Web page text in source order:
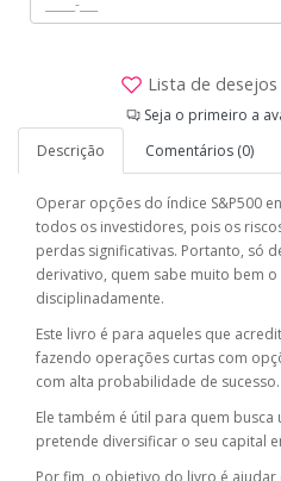
Lista de desejos
Seja o primeiro a
Descrição
Comentários (0)
Operar opções do índice S&P500
todos os investidores, pois os
perdas significativas. Portanto, só
derivativo, quem sabe muito bem
disciplinadamente.
Este livro é para aqueles que
fazendo operações curtas com
com alta probabilidade de sucesso.
Ele também é útil para quem
pretende diversificar o seu capital